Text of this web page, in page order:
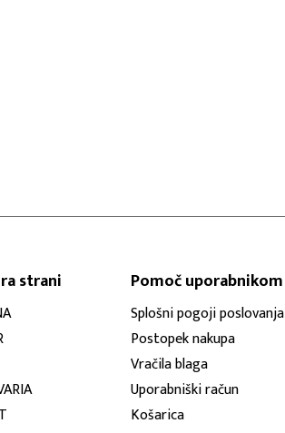
strani Pomoč uporabnikom
Splošni pogoji poslovanja
Postopek nakupa
Vračila blaga
Uporabniški račun
Košarica